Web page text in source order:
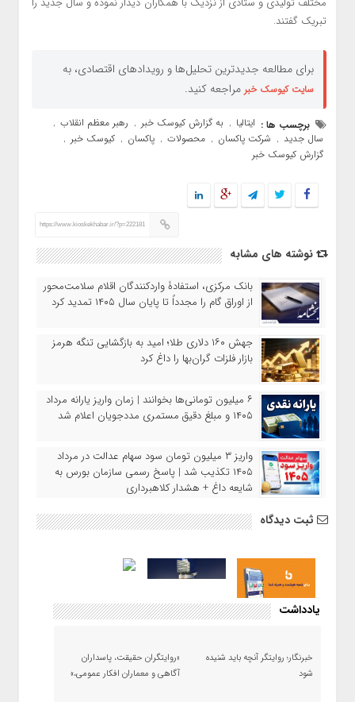
تبریک گفتند.
برای مطالعه جدیدترین تحلیل‌ها و رویدادهای اقتصادی، به
سایت کیوسک خبر مراجعه کنید.
برچسب ها : ایتالیا , به گزارش کیوسک خبر , رهبر معظم انقلاب ,
سال جدید , شرکت پاکسان , محصولات , پاکسان , کیوسک خبر ,
گزارش کیوسک خبر
https://www.kioskekhabar.ir/?p=222181
نوشته های مشابه
بانک مرکزی، استفادۀ واردکنندگان اقلام سلامت‌محور
از اوراق گام را مجدداً تا پایان سال ۱۴۰۵ تمدید کرد
جهش ۱۶۰ دلاری طلا؛ امید به بازگشایی تنگه هرمز
بازار فلزات گران‌بها را داغ کرد
۶ میلیون تومانی‌ها بخوانند | زمان واریز یارانه مرداد
۱۴۰۵ و مبلغ دقیق مستمری مددجویان اعلام شد
واریز ۳ میلیون تومان سود سهام عدالت در مرداد
۱۴۰۵ تکذیب شد | پاسخ رسمی سازمان بورس به
شایعه داغ + هشدار کلاهبرداری
ثبت دیدگاه
یادداشت
خبرنگار؛ روایتگر آنچه باید شنیده
شود
«روایتگران حقیقت، پاسداران
آگاهی و معماران افکار عمومی،»